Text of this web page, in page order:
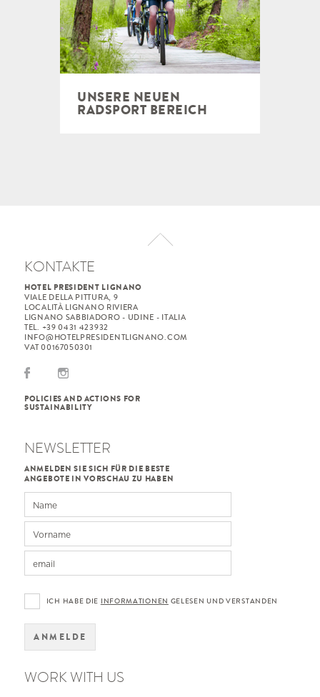
UNSERE NEUEN
RADSPORT BEREICH
KONTAKTE
HOTEL PRESIDENT LIGNANO
VIALE DELLA PITTURA, 9
LOCALITÀ LIGNANO RIVIERA
LIGNANO SABBIADORO - UDINE - ITALIA
TEL. +39 0431 423932
INFO@HOTELPRESIDENTLIGNANO.COM
VAT 00167050301
POLICIES AND ACTIONS FOR
SUSTAINABILITY
NEWSLETTER
ANMELDEN SIE SICH FÜR DIE BESTE
ANGEBOTE IN VORSCHAU ZU HABEN
ICH HABE DIE INFORMATIONEN GELESEN UND VERSTANDEN
ANMELDE
WORK WITH US